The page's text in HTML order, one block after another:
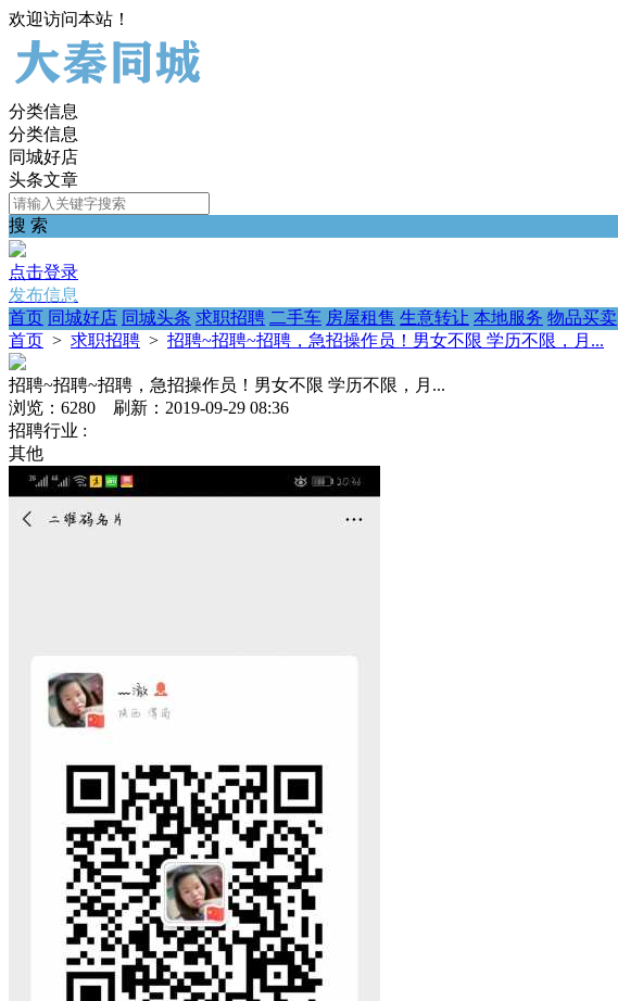
欢迎访问本站！
分类信息
分类信息
同城好店
头条文章
搜 索
点击登录
发布信息
首页 同城好店 同城头条 求职招聘 二手车 房屋租售 生意转让 本地服务 物品买卖
首页 > 求职招聘 > 招聘~招聘~招聘，急招操作员！男女不限 学历不限，月...
招聘~招聘~招聘，急招操作员！男女不限 学历不限，月...
浏览：6280 刷新：2019-09-29 08:36
招聘行业 :
其他